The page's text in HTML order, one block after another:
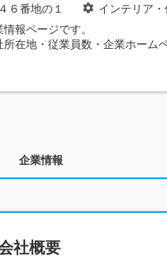
６番地の１
インテリア
報ページです。
所在地・従業員数・企業ホーム
企業情報
社概要